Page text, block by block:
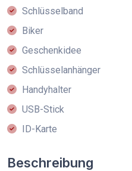
Schlüsselband
Biker
Geschenkidee
Schlüsselanhänger
Handyhalter
USB-Stick
ID-Karte
Beschreibung